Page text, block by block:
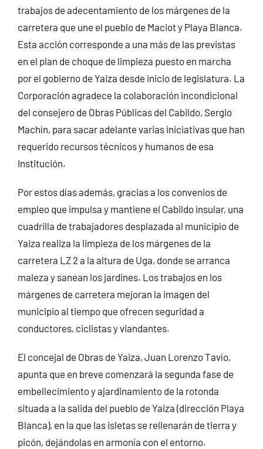
trabajos de adecentamiento de los márgenes de la
carretera que une el pueblo de Maciot y Playa Blanca.
Esta acción corresponde a una más de las previstas
en el plan de choque de limpieza puesto en marcha
por el gobierno de Yaiza desde inicio de legislatura. La
Corporación agradece la colaboración incondicional
del consejero de Obras Públicas del Cabildo, Sergio
Machín, para sacar adelante varias iniciativas que han
requerido recursos técnicos y humanos de esa
Institución.
Por estos días además, gracias a los convenios de
empleo que impulsa y mantiene el Cabildo insular, una
cuadrilla de trabajadores desplazada al municipio de
Yaiza realiza la limpieza de los márgenes de la
carretera LZ 2 a la altura de Uga, donde se arranca
maleza y sanean los jardines. Los trabajos en los
márgenes de carretera mejoran la imagen del
municipio al tiempo que ofrecen seguridad a
conductores, ciclistas y viandantes.
El concejal de Obras de Yaiza, Juan Lorenzo Tavío,
apunta que en breve comenzará la segunda fase de
embellecimiento y ajardinamiento de la rotonda
situada a la salida del pueblo de Yaiza (dirección Playa
Blanca), en la que las isletas se rellenarán de tierra y
picón, dejándolas en armonía con el entorno.